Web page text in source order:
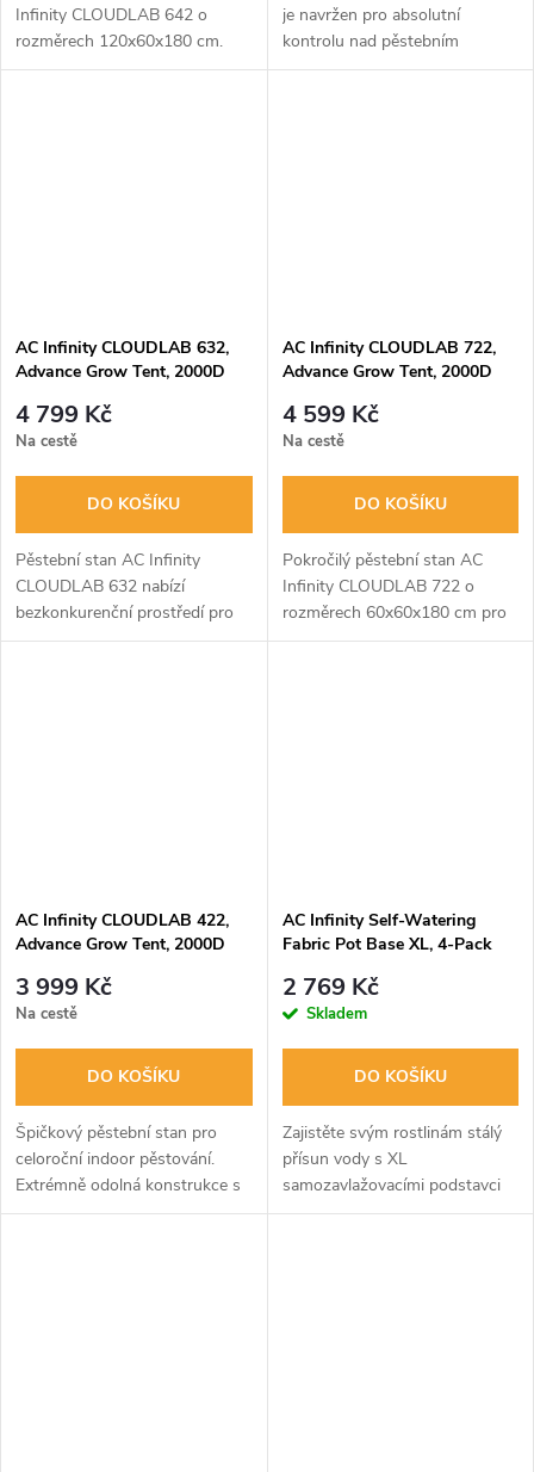
Infinity CLOUDLAB 642 o
rozměrech 120x60x180 cm.
Nabízí extrémně odolné plátno
je navržen pro absolutní
kontrolu nad pěstebním
prostředím. Kombinuje
AC Infinity CLOUDLAB 632,
Advance Grow Tent, 2000D
90x60x180cm
4 799 Kč
Na cestě
DO KOŠÍKU
Pěstební stan AC Infinity
CLOUDLAB 632 nabízí
bezkonkurenční prostředí pro
vaše jednoleté rostliny. Díky
AC Infinity CLOUDLAB 722,
Advance Grow Tent, 2000D
60x60x180cm
4 599 Kč
Na cestě
DO KOŠÍKU
Pokročilý pěstební stan AC
Infinity CLOUDLAB 722 o
rozměrech 60x60x180 cm pro
vytvoření ideálních podmínek.
AC Infinity CLOUDLAB 422,
Advance Grow Tent, 2000D
60x60x120cm
3 999 Kč
Na cestě
DO KOŠÍKU
Špičkový pěstební stan pro
celoroční indoor pěstování.
Extrémně odolná konstrukce s
nosností 68 kg a plátno 2000D
AC Infinity Self-Watering
Fabric Pot Base XL, 4-Pack
2 769 Kč
Skladem
DO KOŠÍKU
Zajistěte svým rostlinám stálý
přísun vody s XL
samozavlažovacími podstavci
AC Infinity. Tato sada 4 kusů